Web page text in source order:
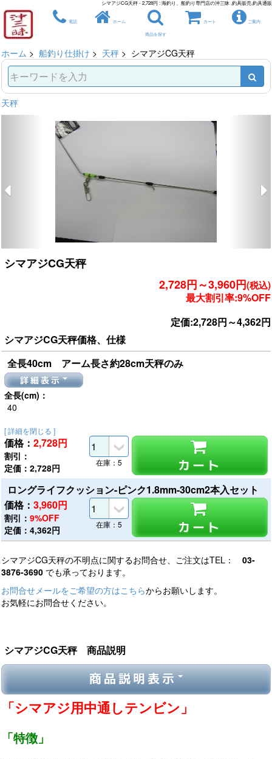
シマアジCG天秤 - 2,728円 : 海釣り、船釣り専門店の沖三昧 ,釣具販売,釣具通販
電話 ホーム
商品を探す
カート ご案内
ホーム > 船釣り仕掛け > 天秤 > シマアジCG天秤
天秤
シマアジCG天秤
2,728円～3,960円(税込)
最大割引率:9%OFF
定価:2,728円～4,362円
シマアジCG天秤価格、仕様
全長40cm アーム長さ約28cm天秤のみ
詳細表示
全長(cm)：
40
[ 詳細を閉じる ]
価格： 2,728円
割引：
定価：2,728円
カート
在庫：5
ロングライフクッション-ピンク1.8mm-30cm2本入セット
価格： 3,960円
割引： 9%OFF
定価：4,362円
カート
在庫：5
シマアジCG天秤の不明点に関するお問合せ、ご注文はTEL： 03-
3876-3690 でも承っております。
お問合せメールをご希望の方はこちらからお願いします。
お気軽にお問合せください。
シマアジCG天秤 商品説明
商品説明表示
「シマアジ用中通しテンビン」
「特徴」